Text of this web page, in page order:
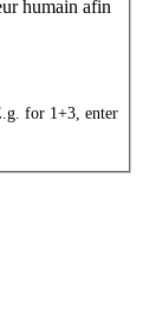
humain afin
for 1+3, enter